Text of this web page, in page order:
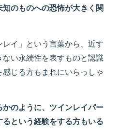
のものへの恐怖が大きく関
イ」という言葉から、近す
い永続性を表すものと認識
じる方もまれにいらっしゃ
のように、ツインレイパー
るという経験をする方もいる